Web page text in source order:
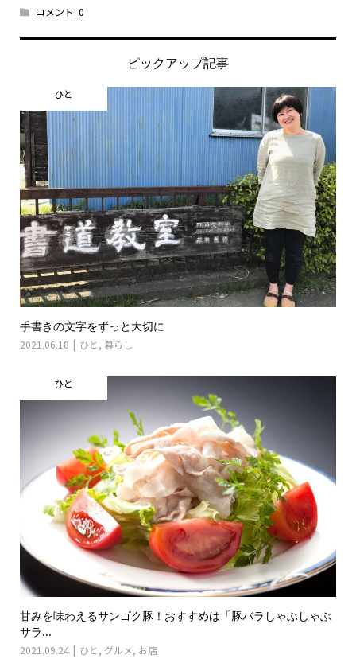
コメント: 0
ピックアップ記事
ひと
手書きの文字をずっと大切に
2021.06.18 ひと , 暮らし
ひと
甘みを味わえるサンゴク豚！おすすめは「豚バラしゃぶしゃぶ
サラ...
2021.09.24 ひと , グルメ, お店